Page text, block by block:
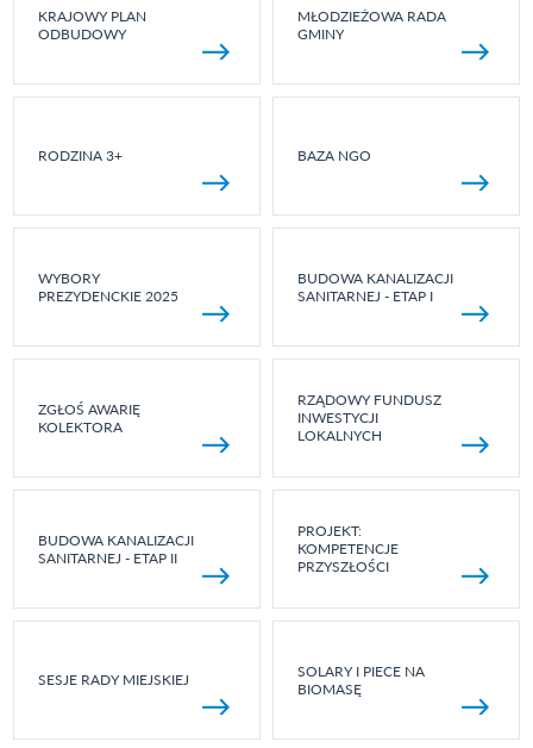
KRAJOWY PLAN
ODBUDOWY
MŁODZIEŻOWA RADA
GMINY
RODZINA 3+ BAZA NGO
WYBORY
PREZYDENCKIE 2025
BUDOWA KANALIZACJI
SANITARNEJ - ETAP I
ZGŁOŚ AWARIĘ
KOLEKTORA
RZĄDOWY FUNDUSZ
INWESTYCJI
LOKALNYCH
BUDOWA KANALIZACJI
SANITARNEJ - ETAP II
PROJEKT:
KOMPETENCJE
PRZYSZŁOŚCI
SESJE RADY MIEJSKIEJ
SOLARY I PIECE NA
BIOMASĘ